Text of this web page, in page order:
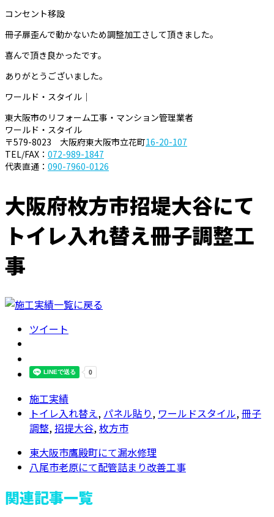
コンセント移設
冊子扉歪んで動かないため調整加工さして頂きました。
喜んで頂き良かったです。
ありがとうございました。
ワールド・スタイル｜
東大阪市のリフォーム工事・マンション管理業者
ワールド・スタイル
〒579-8023 大阪府東大阪市立花町16-20-107
TEL/FAX： 072-989-1847
代表直通： 090-7960-0126
大阪府枚方市招堤大谷にて
トイレ入れ替え冊子調整工
事
ツイート
施工実績
トイレ入れ替え, パネル貼り, ワールドスタイル,冊子
調整,招提大谷,枚方市
東大阪市鷹殿町にて漏水修理
八尾市老原にて配管詰まり改善工事
関連記事一覧